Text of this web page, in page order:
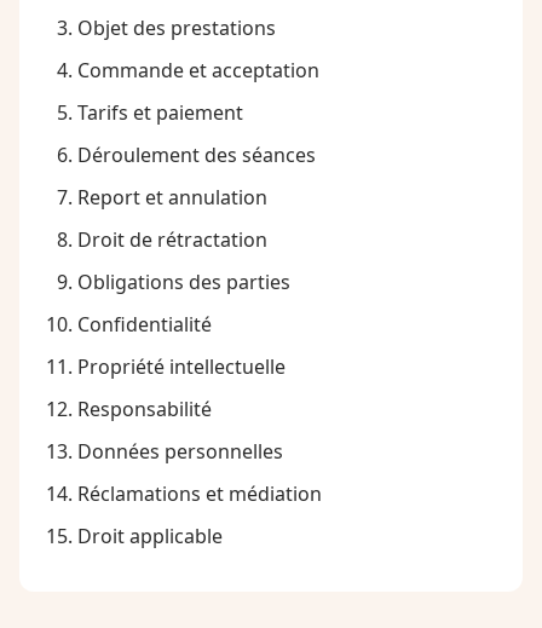
Objet des prestations
Commande et acceptation
Tarifs et paiement
Déroulement des séances
Report et annulation
Droit de rétractation
Obligations des parties
Confidentialité
Propriété intellectuelle
Responsabilité
Données personnelles
Réclamations et médiation
Droit applicable